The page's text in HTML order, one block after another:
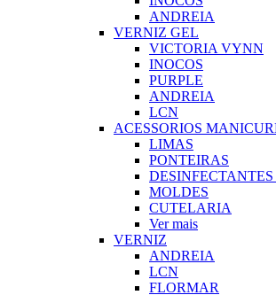
ANDREIA
VERNIZ GEL
VICTORIA VYNN
INOCOS
PURPLE
ANDREIA
LCN
ACESSORIOS
LIMAS
PONTEIRAS
MOLDES
CUTELARIA
Ver mais
VERNIZ
ANDREIA
LCN
FLORMAR